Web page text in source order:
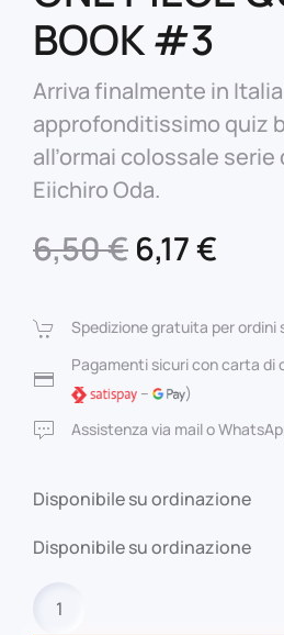
BOOK #3
Arriva finalmente in
approfonditissimo quiz
all’ormai colossale
Eiichiro Oda.
6,50€ Il
originale
era:
6,50 €.
6,17€
è:
Spedizione gratuita per ordini
Pagamenti sicuri con carta di
–
)
Assistenza via mail o
Disponibile su ordinazione
Disponibile su ordinazione
PIECE